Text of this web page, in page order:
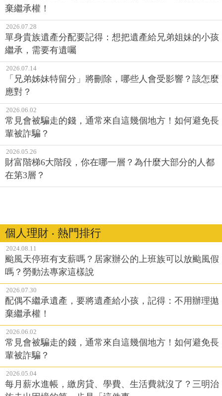
棄繼承權！
2026.07.28
單身貴族遺產分配要記得：想把遺產給兄弟姐妹的小孩
繼承，需要有遺囑
2026.07.14
「兄弟姊妹特留分」將刪除，哪些人會受影響？該怎麼
應對？
2026.06.02
常見會被騙走的錢，通常來自這幾個地方！如何避免長
輩被詐騙？
2026.05.26
財富階梯6大階段，你在哪一層？為什麼大部分的人都
在第3層？
個人理財 ‧ 熱門排行
2024.08.11
颱風天停班有支薪嗎？居家辦公的上班族可以放颱風假
嗎？勞動法專家這樣說
2026.07.30
配偶不繼承遺產，要將遺產給小孩，記得：不用辦理拋
棄繼承權！
2026.06.02
常見會被騙走的錢，通常來自這幾個地方！如何避免長
輩被詐騙？
2026.05.04
每月薪水進帳，繳房貸、學費、生活費就沒了？三明治